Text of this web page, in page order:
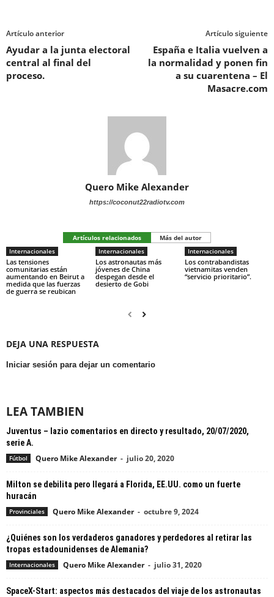
Artículo anterior
Ayudar a la junta electoral
central al final del
proceso.
Artículo siguiente
España e Italia vuelven a
la normalidad y ponen fin
a su cuarentena – El
Masacre.com
Quero Mike Alexander
https://coconut22radiotv.com
Artículos relacionados
Más del autor
Internacionales
Las tensiones
comunitarias están
aumentando en Beirut a
medida que las fuerzas
de guerra se reubican
Internacionales
Los astronautas más
jóvenes de China
despegan desde el
desierto de Gobi
Internacionales
Los contrabandistas
vietnamitas venden
“servicio prioritario”.
DEJA UNA RESPUESTA
Iniciar sesión para dejar un comentario
LEA TAMBIEN
Juventus – lazio comentarios en directo y resultado, 20/07/2020,
serie A.
Fútbol Quero Mike Alexander - julio 20, 2020
Milton se debilita pero llegará a Florida, EE.UU. como un fuerte
huracán
Provinciales Quero Mike Alexander - octubre 9, 2024
¿Quiénes son los verdaderos ganadores y perdedores al retirar las
tropas estadounidenses de Alemania?
Internacionales Quero Mike Alexander - julio 31, 2020
SpaceX-Start: aspectos más destacados del viaje de los astronautas